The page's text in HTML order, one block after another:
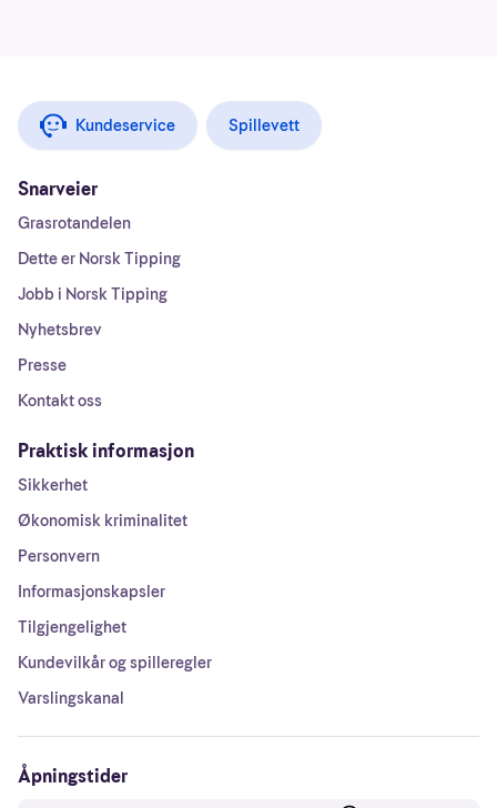
Kundeservice Spillevett
Snarveier
Grasrotandelen
Dette er Norsk Tipping
Jobb i Norsk Tipping
Nyhetsbrev
Presse
Kontakt oss
Praktisk informasjon
Sikkerhet
Økonomisk kriminalitet
Personvern
Informasjonskapsler
Tilgjengelighet
Kundevilkår og spilleregler
Varslingskanal
Åpningstider